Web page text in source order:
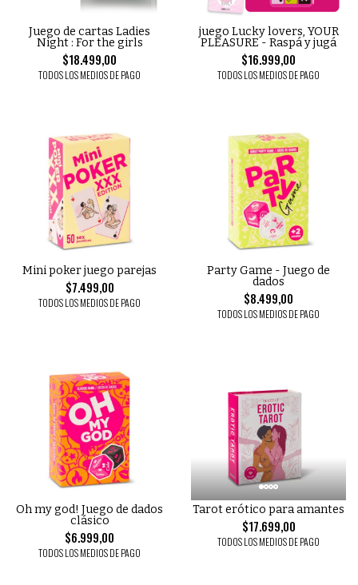
Juego de cartas Ladies
Night : For the girls
$18.499,00
TODOS LOS MEDIOS DE PAGO
juego Lucky lovers, YOUR
PLEASURE - Raspá y jugá
$16.999,00
TODOS LOS MEDIOS DE PAGO
Mini poker juego parejas
$7.499,00
TODOS LOS MEDIOS DE PAGO
Party Game - Juego de
dados
$8.499,00
TODOS LOS MEDIOS DE PAGO
Oh my god! Juego de dados
clásico
$6.999,00
TODOS LOS MEDIOS DE PAGO
Tarot erótico para amantes
$17.699,00
TODOS LOS MEDIOS DE PAGO